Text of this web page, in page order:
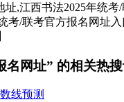
,江西书法2025年统考
考/联考官方报名网址入
名网址” 的相关热搜
线预测